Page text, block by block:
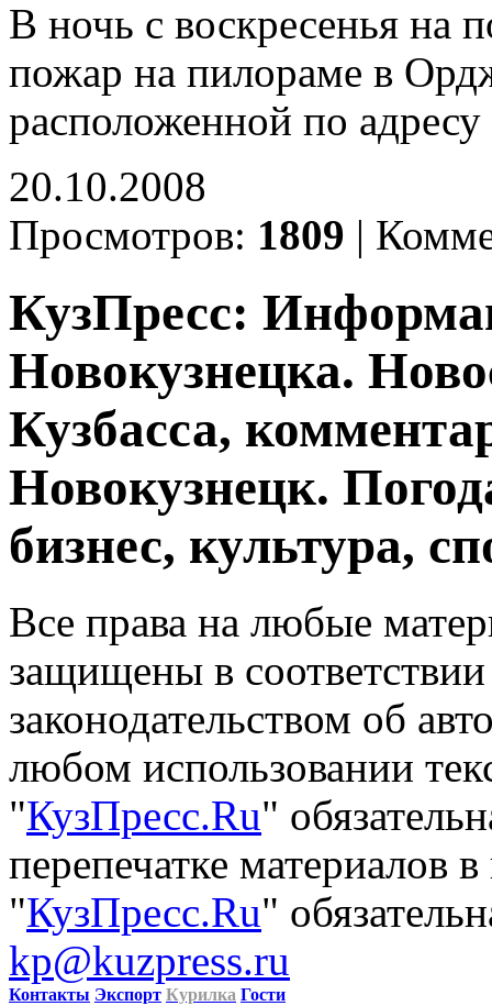
В ночь с воскресенья на
пожар на пилораме в
расположенной по
20.10.2008
Просмотров: 1809 |
КузПресс:
Новокузнецка.
Кузбасса,
Новокузнецк.
бизнес, культура,
Все права на любые
защищены в
законодательством об
любом использовании
"КузПресс.Ru"
перепечатке материалов
"КузПресс.Ru"
kp@kuzpress.ru
Контакты Экспорт Курилка Гости